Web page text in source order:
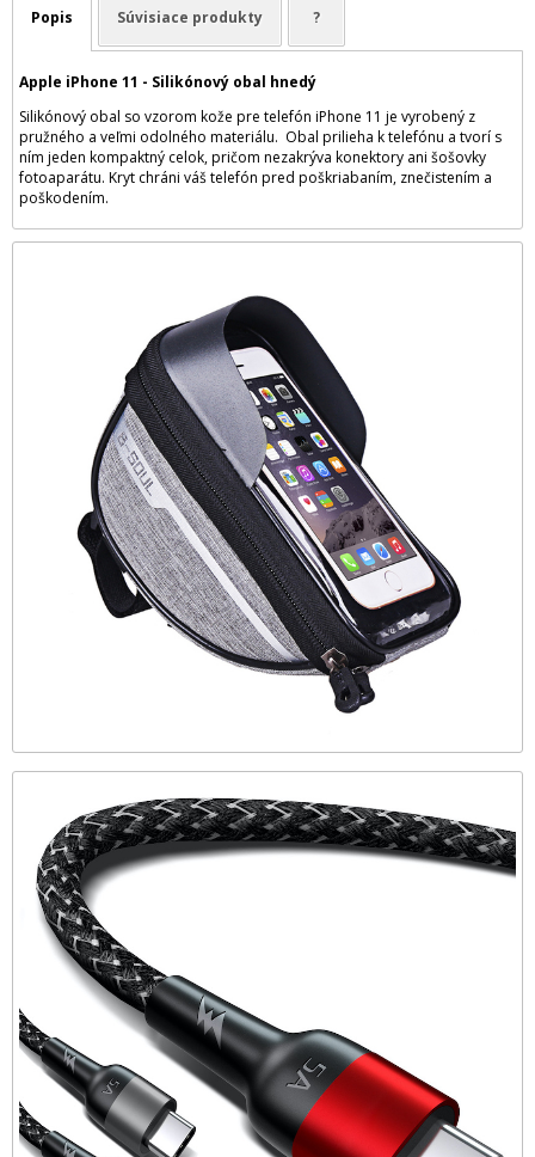
Popis Súvisiace produkty ?
Apple iPhone 11 - Silikónový obal hnedý
Silikónový obal so vzorom kože pre telefón iPhone 11 je vyrobený z
pružného a veľmi odolného materiálu. Obal prilieha k telefónu a tvorí s
ním jeden kompaktný celok, pričom nezakrýva konektory ani šošovky
fotoaparátu. Kryt chráni váš telefón pred poškriabaním, znečistením a
poškodením.